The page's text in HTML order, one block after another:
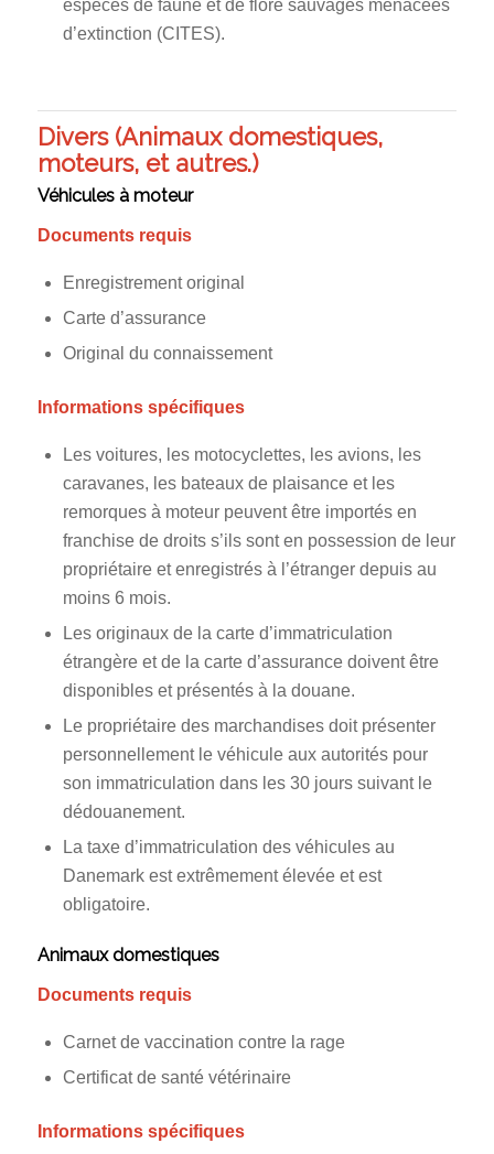
espèces de faune et de flore sauvages menacées
d’extinction (CITES).
Divers (Animaux domestiques,
moteurs, et autres.)
Véhicules à moteur
Documents requis
Enregistrement original
Carte d’assurance
Original du connaissement
Informations spécifiques
Les voitures, les motocyclettes, les avions, les
caravanes, les bateaux de plaisance et les
remorques à moteur peuvent être importés en
franchise de droits s’ils sont en possession de leur
propriétaire et enregistrés à l’étranger depuis au
moins 6 mois.
Les originaux de la carte d’immatriculation
étrangère et de la carte d’assurance doivent être
disponibles et présentés à la douane.
Le propriétaire des marchandises doit présenter
personnellement le véhicule aux autorités pour
son immatriculation dans les 30 jours suivant le
dédouanement.
La taxe d’immatriculation des véhicules au
Danemark est extrêmement élevée et est
obligatoire.
Animaux domestiques
Documents requis
Carnet de vaccination contre la rage
Certificat de santé vétérinaire
Informations spécifiques